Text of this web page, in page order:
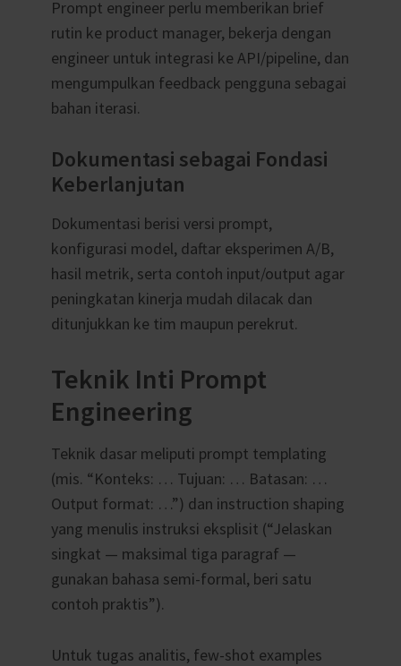
Prompt engineer perlu memberikan brief
rutin ke product manager, bekerja dengan
engineer untuk integrasi ke API/pipeline, dan
mengumpulkan feedback pengguna sebagai
bahan iterasi.
Dokumentasi sebagai Fondasi
Keberlanjutan
Dokumentasi berisi versi prompt,
konfigurasi model, daftar eksperimen A/B,
hasil metrik, serta contoh input/output agar
peningkatan kinerja mudah dilacak dan
ditunjukkan ke tim maupun perekrut.
Teknik Inti Prompt
Engineering
Teknik dasar meliputi prompt templating
(mis. “Konteks: … Tujuan: … Batasan: …
Output format: …”) dan instruction shaping
yang menulis instruksi eksplisit (“Jelaskan
singkat — maksimal tiga paragraf —
gunakan bahasa semi-formal, beri satu
contoh praktis”).
Untuk tugas analitis, few-shot examples